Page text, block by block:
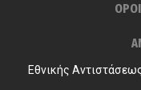
Εθνικής